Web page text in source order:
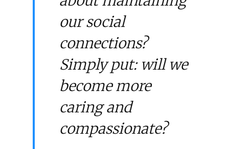
our social
connections?
Simply put: will we
become more
caring and
compassionate?